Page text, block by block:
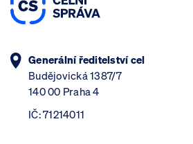
Generální ředitelství cel
Budějovická 1387/7
140 00 Praha 4
IČ: 71214011